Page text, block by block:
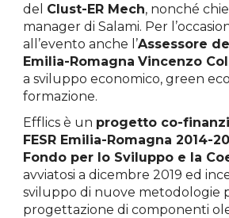
del Clust-ER Mech, nonché
manager di Salami. Per
all’evento anche l’Assessore
Emilia-Romagna Vincenzo
a sviluppo economico, green
formazione.
Efflics è un progetto co-
FESR Emilia-Romagna 2014-
Fondo per lo Sviluppo e la
avviatosi a dicembre 2019 ed
sviluppo di nuove metodologie
progettazione di componenti